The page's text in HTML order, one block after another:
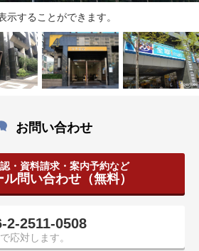
示することができます。
お問い合わせ
・資料請求・案内予約など
ル問い合わせ（無料）
2-2511-0508
応対します。